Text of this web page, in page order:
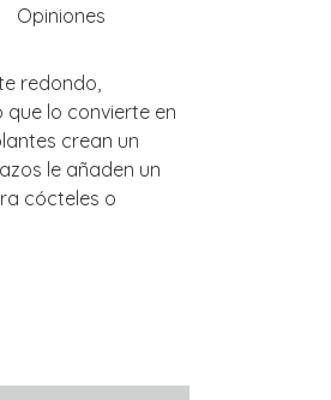
Opiniones
redondo,
lo convierte en
crean un
le añaden un
cócteles o